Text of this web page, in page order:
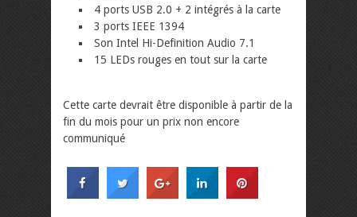
4 ports USB 2.0 + 2 intégrés à la carte
3 ports IEEE 1394
Son Intel Hi-Definition Audio 7.1
15 LEDs rouges en tout sur la carte
Cette carte devrait être disponible à partir de la
fin du mois pour un prix non encore
communiqué